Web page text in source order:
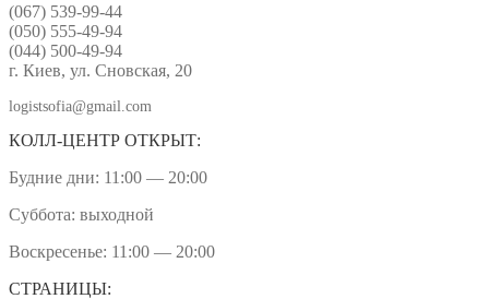
(067) 539-99-44
(050) 555-49-94
(044) 500-49-94
г. Киев, ул. Сновская, 20
logistsofia@gmail.com
КОЛЛ-ЦЕНТР ОТКРЫТ:
Будние дни: 11:00 — 20:00
Суббота: выходной
Воскресенье: 11:00 — 20:00
СТРАНИЦЫ: